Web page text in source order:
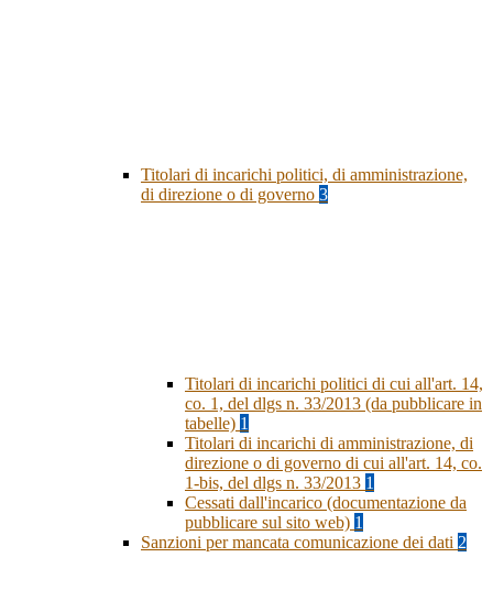
Titolari di incarichi politici, di amministrazione,
di direzione o di governo 3
Titolari di incarichi politici di cui all'art. 14,
co. 1, del dlgs n. 33/2013 (da pubblicare in
tabelle) 1
Titolari di incarichi di amministrazione, di
direzione o di governo di cui all'art. 14, co.
1-bis, del dlgs n. 33/2013 1
Cessati dall'incarico (documentazione da
pubblicare sul sito web) 1
Sanzioni per mancata comunicazione dei dati 2